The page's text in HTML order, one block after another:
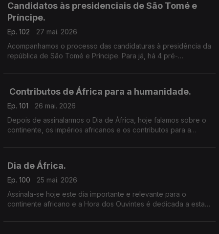
Candidatos às presidenciais de São Tomé e
Príncipe.
Ep. 102
27 mai. 2026
Acompanhamos o processo das candidaturas à presidência da
república de São Tomé e Príncipe. Para já, há 4 pré-
Contributos de África para a humanidade.
Ep. 101
26 mai. 2026
Depois de assinalarmos o Dia de África, hoje falamos sobre o
continente, os impérios africanos e os contributos para a
Dia de África.
Ep. 100
25 mai. 2026
Assinala-se hoje este dia importante e relevante para o
continente africano e a Hora dos Ouvintes é dedicada a esta